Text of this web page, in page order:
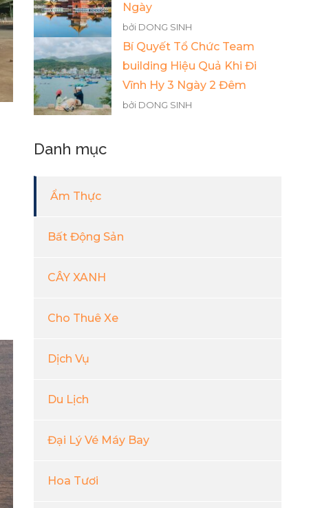
Ngày
bởi DONG SINH
Bí Quyết Tổ Chức Team
building Hiệu Quả Khi Đi
Vĩnh Hy 3 Ngày 2 Đêm
bởi DONG SINH
Danh mục
Ẩm Thực
Bất Động Sản
CÂY XANH
Cho Thuê Xe
Dịch Vụ
Du Lịch
Đại Lý Vé Máy Bay
Hoa Tươi